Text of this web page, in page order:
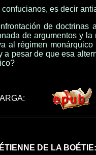
es decir
de doctrinas
de argumentos y
al régimen
a pesar de que esa
ÉTIENNE DE LA